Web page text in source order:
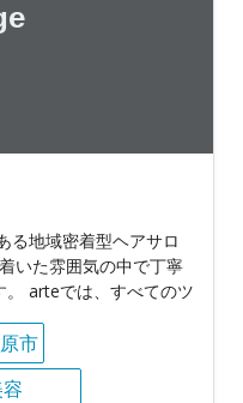
る地域密着型ヘアサロ
いた雰囲気の中で丁寧
。 arteでは、すべてのツ
市